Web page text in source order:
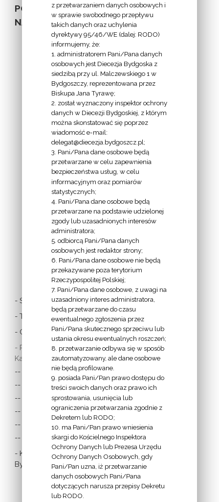
POZOSTAŁE
NA STRONIE
INFORMACJE
Z
EKAI.PL:
INFORMACJE
EPISKOPATU
POLSKI:
LINKI
- Stolica Apostolska
- Twitter Papieża
- Czytania z dnia
- Polska Misja
Katolicka:
-- w Austrii
-- w Anglii i Walii
-- w Irlandii
-- we Francji
-- w Niemczech
-- w Szkocji
- Katolicka
Bydgoszcz
z przetwarzaniem danych osobowych i
w sprawie swobodnego przepływu
takich danych oraz uchylenia
dyrektywy 95/46/WE (dalej: RODO)
informujemy, że:
1. administratorem Pani/Pana danych
osobowych jest Diecezja Bydgoska z
siedzibą przy ul. Malczewskiego 1 w
Bydgoszczy, reprezentowana przez
Biskupa Jana Tyrawę;
2. został wyznaczony inspektor ochrony
danych w Diecezji Bydgoskiej, z którym
można skonstatować się poprzez
wiadomość e-mail:
delegat@diecezja.bydgoszcz.pl;
3. Pani/Pana dane osobowe będą
przetwarzane w celu zapewnienia
bezpieczeństwa usług, w celu
informacyjnym oraz pomiarów
statystycznych;
4. Pani/Pana dane osobowe będą
przetwarzane na podstawie udzielonej
zgody lub uzasadnionych interesów
administratora;
5. odbiorcą Pani/Pana danych
osobowych jest redaktor strony;
6. Pani/Pana dane osobowe nie będą
przekazywane poza terytorium
Rzeczypospolitej Polskiej;
7. Pani/Pana dane osobowe, z uwagi na
uzasadniony interes administratora,
będą przetwarzane do czasu
ewentualnego zgłoszenia przez
Pani/Pana skutecznego sprzeciwu lub
ustania okresu ewentualnych roszczeń;
8. przetwarzanie odbywa się w sposób
zautomatyzowany, ale dane osobowe
nie będą profilowane.
9. posiada Pani/Pan prawo dostępu do
treści swoich danych oraz prawo ich
sprostowania, usunięcia lub
ograniczenia przetwarzania zgodnie z
Dekretem lub RODO;
10. ma Pani/Pan prawo wniesienia
skargi do Kościelnego Inspektora
Ochrony Danych lub Prezesa Urzędu
Ochrony Danych Osobowych, gdy
Pani/Pan uzna, iż przetwarzanie
danych osobowych Pani/Pana
dotyczących narusza przepisy Dekretu
lub RODO.